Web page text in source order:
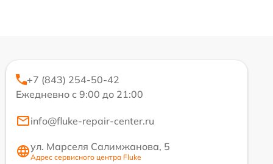
+7 (843) 254-50-42
Ежедневно с 9:00 до 21:00
info@fluke-repair-center.ru
ул. Марселя Салимжанова, 5
Адрес сервисного центра Fluke